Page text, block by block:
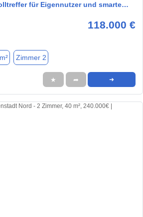
für Eigennutzer und smarte…
118.000 €
Zimmer 2
★ ➦ ➜